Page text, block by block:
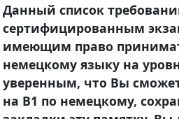
Данный список
сертифицированным
имеющим право
немецкому языку на
уверенным, что Вы
на B1 по немецкому,